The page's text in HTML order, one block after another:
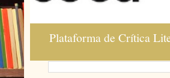
Plataforma de Crítica